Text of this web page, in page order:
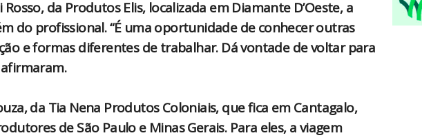
da Produtos Elis, localizada em Diamante D’Oeste, a
do profissional. “É uma oportunidade de conhecer outras
e formas diferentes de trabalhar. Dá vontade de voltar para
da Tia Nena Produtos Coloniais, que fica em Cantagalo,
de São Paulo e Minas Gerais. Para eles, a viagem